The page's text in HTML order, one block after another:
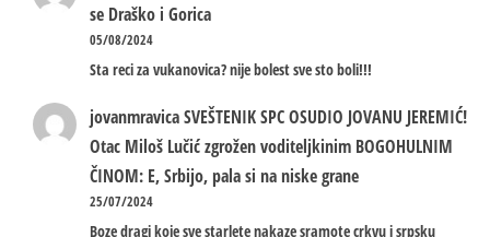
se Draško i Gorica
05/08/2024
Sta reci za vukanovica? nije bolest sve sto boli!!!
jovanmravicaSVEŠTENIK SPC OSUDIO JOVANU JEREMIĆ!
Otac Miloš Lučić zgrožen voditeljkinim BOGOHULNIM
ČINOM: E, Srbijo, pala si na niske grane
25/07/2024
Boze dragi koje sve starlete nakaze sramote crkvu i srpsku